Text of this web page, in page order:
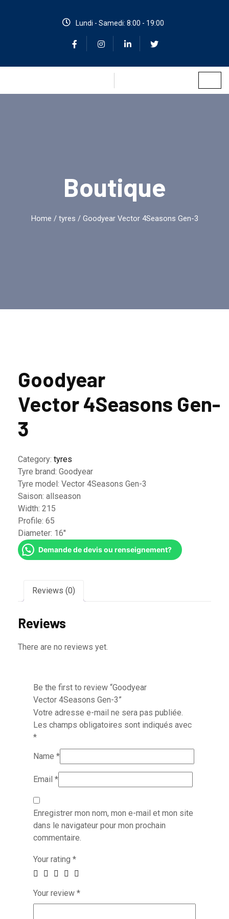
Lundi - Samedi: 8:00 - 19:00
Boutique
Home / tyres / Goodyear Vector 4Seasons Gen-3
Goodyear
Vector 4Seasons Gen-
3
Category: tyres
Tyre brand: Goodyear
Tyre model: Vector 4Seasons Gen-3
Saison: allseason
Width: 215
Profile: 65
Diameter: 16''
Demande de devis ou renseignement?
Reviews (0)
Reviews
There are no reviews yet.
Be the first to review “Goodyear
Vector 4Seasons Gen-3”
Votre adresse e-mail ne sera pas publiée.
Les champs obligatoires sont indiqués avec
*
Name *
Email *
Enregistrer mon nom, mon e-mail et mon site
dans le navigateur pour mon prochain
commentaire.
Your rating *
Your review *